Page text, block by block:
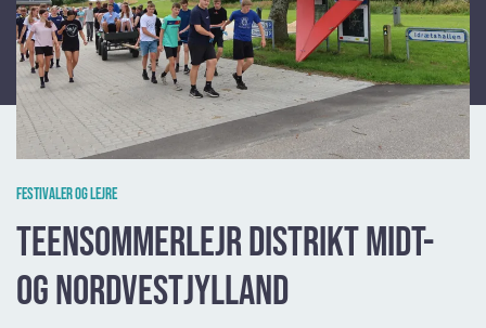
Festivaler og lejre
Teensommerlejr Distrikt Midt-
og Nordvestjylland